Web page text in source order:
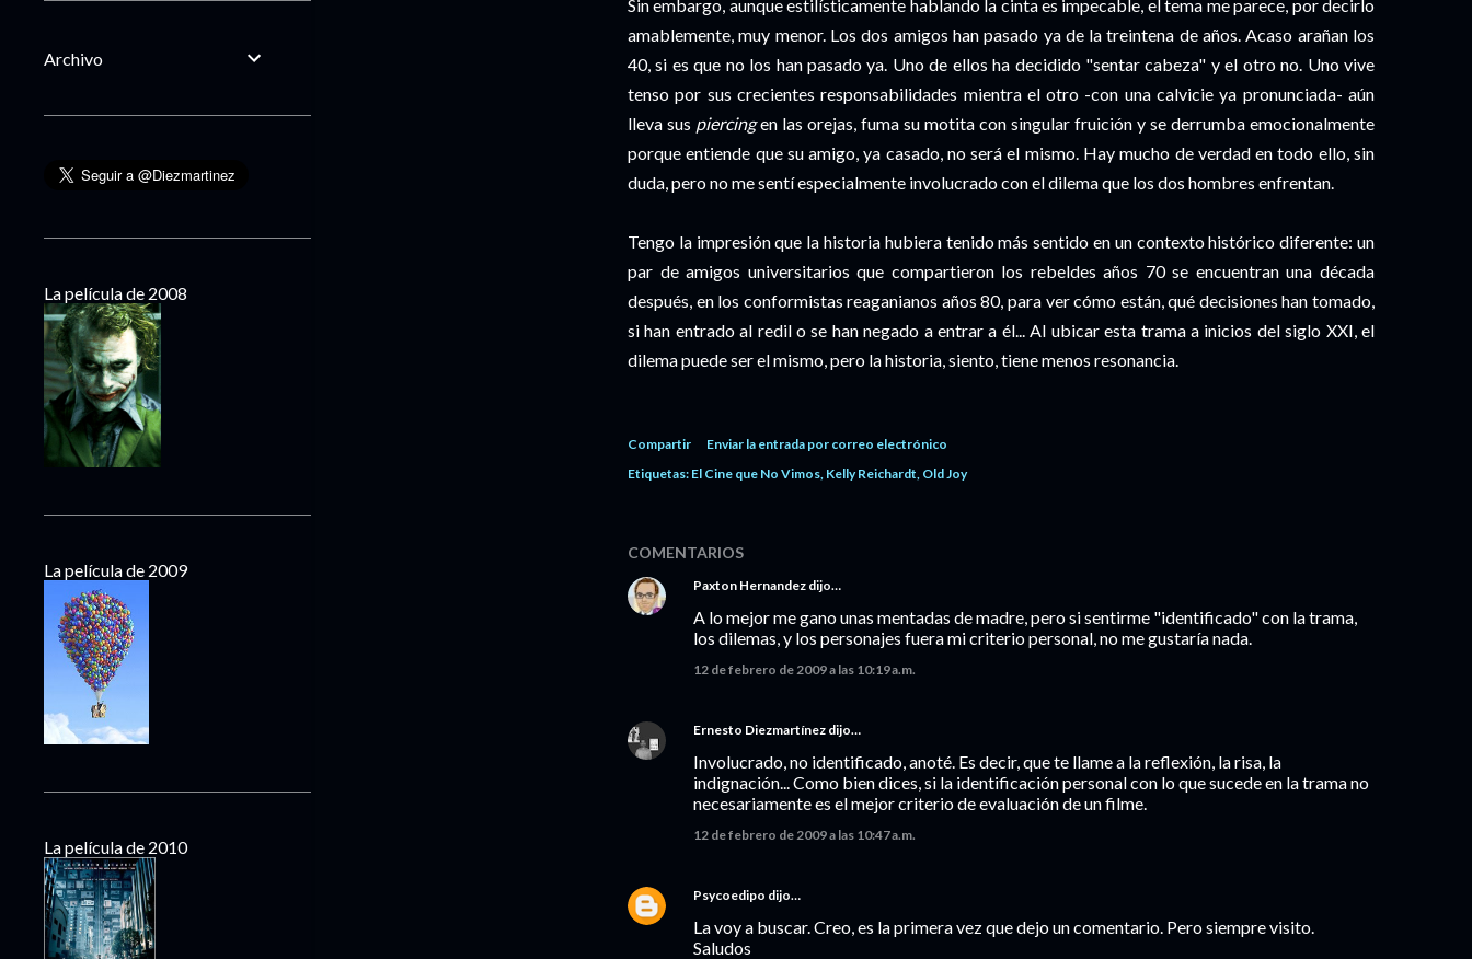
Sin embargo, aunque estilísticamente hablando la cinta es impecable, el tema me parece, por decirlo
amablemente, muy menor. Los dos amigos han pasado ya de la treintena de años. Acaso arañan los
40, si es que no los han pasado ya. Uno de ellos ha decidido "sentar cabeza" y el otro no. Uno vive
tenso por sus crecientes responsabilidades mientra el otro -con una calvicie ya pronunciada- aún
lleva sus piercingen las orejas, fuma su motita con singular fruición y se derrumba emocionalmente
porque entiende que su amigo, ya casado, no será el mismo. Hay mucho de verdad en todo ello, sin
duda, pero no me sentí especialmente involucrado con el dilema que los dos hombres enfrentan.
Tengo la impresión que la historia hubiera tenido más sentido en un contexto histórico diferente: un
par de amigos universitarios que compartieron los rebeldes años 70 se encuentran una década
después, en los conformistas reaganianos años 80, para ver cómo están, qué decisiones han tomado,
si han entrado al redil o se han negado a entrar a él... Al ubicar esta trama a inicios del siglo XXI, el
dilema puede ser el mismo, pero la historia, siento, tiene menos resonancia.
Compartir
Enviar la entrada por correo electrónico
Etiquetas: El Cine que No Vimos Kelly Reichardt Old Joy
COMENTARIOS
Paxton Hernandez dijo…
A lo mejor me gano unas mentadas de madre, pero si sentirme "identificado" con la trama,
los dilemas, y los personajes fuera mi criterio personal, no me gustaría nada.
12 de febrero de 2009 a las 10:19 a.m.
Ernesto Diezmartínez dijo…
Involucrado, no identificado, anoté. Es decir, que te llame a la reflexión, la risa, la
indignación... Como bien dices, si la identificación personal con lo que sucede en la trama no
necesariamente es el mejor criterio de evaluación de un filme.
12 de febrero de 2009 a las 10:47 a.m.
Psycoedipo dijo…
La voy a buscar. Creo, es la primera vez que dejo un comentario. Pero siempre visito.
Saludos
Archivo
La película de 2008
La película de 2009
La película de 2010